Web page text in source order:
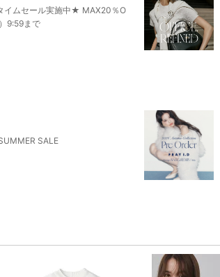
イムセール実施中★ MAX20％O
9:59まで
SALE